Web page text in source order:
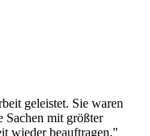
geleistet. Sie waren
Sachen mit größter
wieder beauftragen."